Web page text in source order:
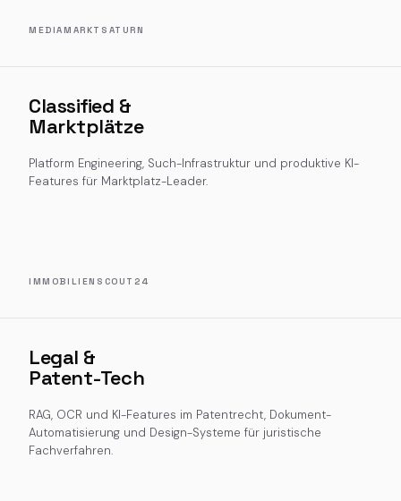
MEDIAMARKTSATURN
Classified &
Marktplätze
Platform Engineering, Such-Infrastruktur und produktive KI-
Features für Marktplatz-Leader.
IMMOBILIENSCOUT24
Legal &
Patent-Tech
RAG, OCR und KI-Features im Patentrecht, Dokument-
Automatisierung und Design-Systeme für juristische
Fachverfahren.